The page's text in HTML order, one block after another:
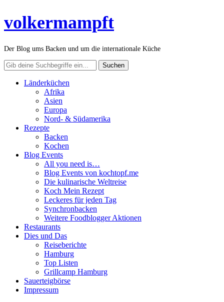
volkermampft
Der Blog ums Backen und um die internationale Küche
Länderküchen
Afrika
Asien
Europa
Nord- & Südamerika
Rezepte
Backen
Kochen
Blog Events
All you need is…
Blog Events von kochtopf.me
Die kulinarische Weltreise
Koch Mein Rezept
Leckeres für jeden Tag
Synchronbacken
Weitere Foodblogger Aktionen
Restaurants
Dies und Das
Reiseberichte
Hamburg
Top Listen
Grillcamp Hamburg
Sauerteigbörse
Impressum